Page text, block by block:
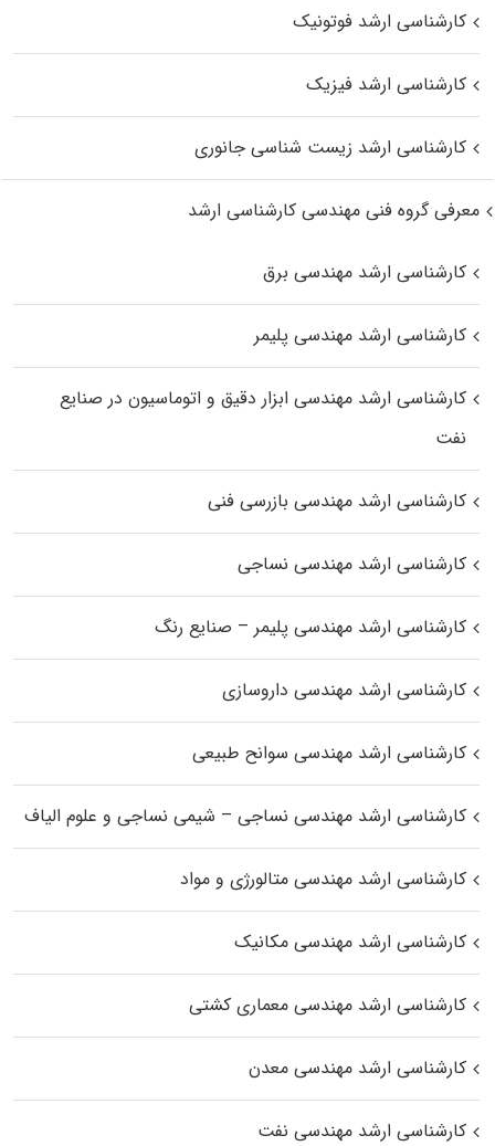
کارشناسی ارشد فوتونیک
کارشناسی ارشد فیزیک
کارشناسی ارشد زیست‌ شناسی جانوری
معرفی گروه فنی مهندسی کارشناسی ارشد
کارشناسی ارشد مهندسی برق
کارشناسی ارشد مهندسی پلیمر
کارشناسی ارشد مهندسی ابزار دقیق و اتوماسیون در صنایع
نفت
کارشناسی ارشد مهندسی بازرسی فنی
کارشناسی ارشد مهندسی نساجی
کارشناسی ارشد مهندسی پلیمر – صنایع رنگ
کارشناسی ارشد مهندسی داروسازی
کارشناسی ارشد مهندسی سوانح طبیعی
کارشناسی ارشد مهندسی نساجی – شیمی نساجی و علوم الیاف
کارشناسی ارشد مهندسی متالورژی و مواد
کارشناسی ارشد مهندسی مکانیک
کارشناسی ارشد مهندسی معماری کشتی
کارشناسی ارشد مهندسی معدن
کارشناسی ارشد مهندسی نفت